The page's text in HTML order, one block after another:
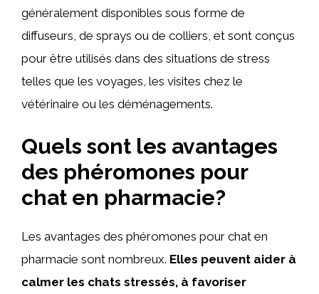
généralement disponibles sous forme de
diffuseurs, de sprays ou de colliers, et sont conçus
pour être utilisés dans des situations de stress
telles que les voyages, les visites chez le
vétérinaire ou les déménagements.
Quels sont les avantages
des phéromones pour
chat en pharmacie?
Les avantages des phéromones pour chat en
pharmacie sont nombreux. Elles peuvent aider à
calmer les chats stressés, à favoriser